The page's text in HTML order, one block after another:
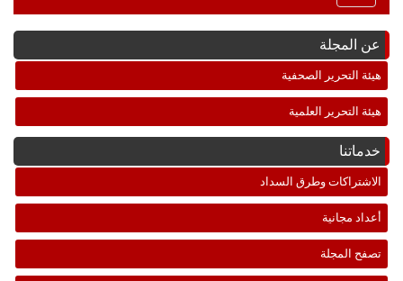
Navigation
عن المجلة
هيئة التحرير الصحفية
هيئة التحرير العلمية
خدماتنا
الاشتراكات وطرق السداد
أعداد مجانية
تصفح المجلة